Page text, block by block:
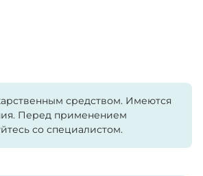
средством. Имеются
Перед применением
со специалистом.